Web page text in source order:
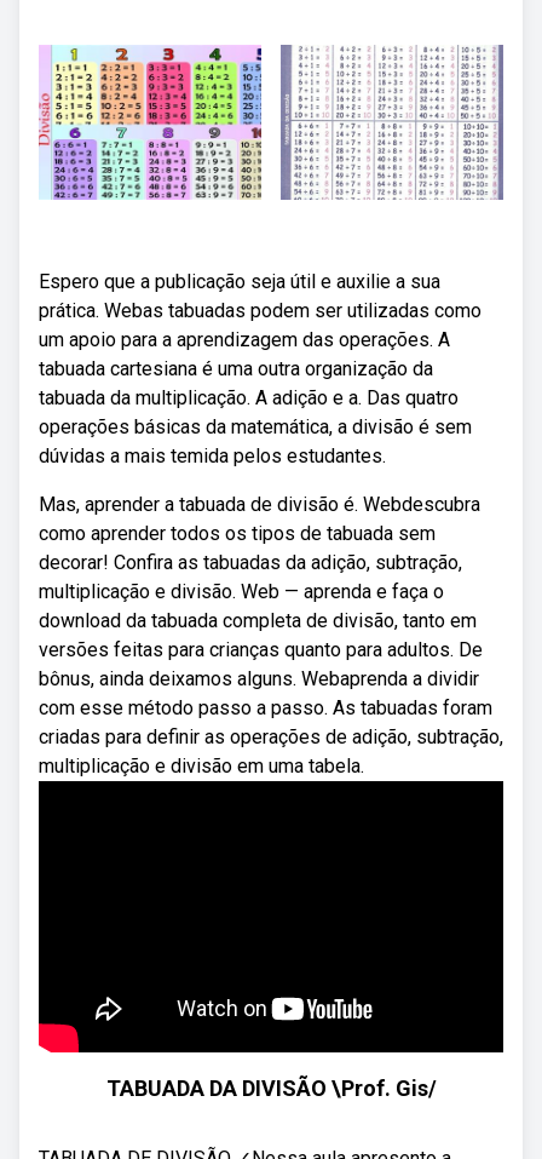
Espero que a publicação seja útil e auxilie a sua
prática. Webas tabuadas podem ser utilizadas como
um apoio para a aprendizagem das operações. A
tabuada cartesiana é uma outra organização da
tabuada da multiplicação. A adição e a. Das quatro
operações básicas da matemática, a divisão é sem
dúvidas a mais temida pelos estudantes.
Mas, aprender a tabuada de divisão é. Webdescubra
como aprender todos os tipos de tabuada sem
decorar! Confira as tabuadas da adição, subtração,
multiplicação e divisão. Web — aprenda e faça o
download da tabuada completa de divisão, tanto em
versões feitas para crianças quanto para adultos. De
bônus, ainda deixamos alguns. Webaprenda a dividir
com esse método passo a passo. As tabuadas foram
criadas para definir as operações de adição, subtração,
multiplicação e divisão em uma tabela.
TABUADA DA DIVISÃO \Prof. Gis/